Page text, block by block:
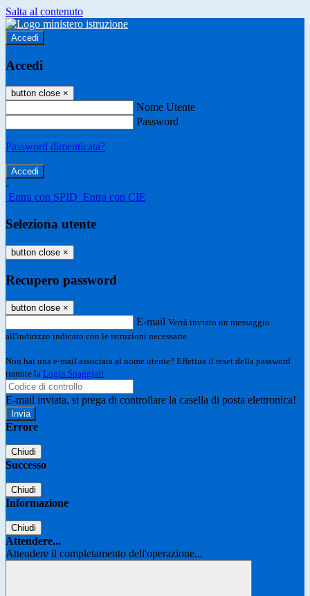
Salta al contenuto
Accedi
Accedi
button close ×
Nome Utente
Password
Password dimenticata?
-
Entra con SPID Entra con CIE
Seleziona utente
button close ×
Recupero password
button close ×
E-mail Verrà inviato un messaggio
all'indirizzo indicato con le istruzioni necessarie.
Non hai una e-mail associata al nome utente? Effettua il reset della password
tramite la Login Spaggiari
E-mail inviata, si prega di controllare la casella di posta elettronica!
Errore
Chiudi
Successo
Chiudi
Informazione
Chiudi
Attendere...
Attendere il completamento dell'operazione...